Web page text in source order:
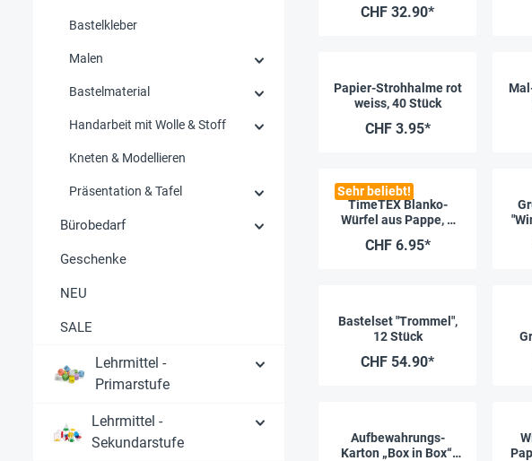
Bastelkleber
Malen
Bastelmaterial
Handarbeit mit Wolle & Stoff
Kneten & Modellieren
Präsentation & Tafel
Bürobedarf
Geschenke
NEU
SALE
Lehrmittel -
Primarstufe
Lehrmittel -
Sekundarstufe
Stück
CHF 32.90*
Papier-Strohhalme rot
weiss, 40 Stück
CHF 3.95*
Sehr beliebt!
TimeTEX Blanko-
Würfel aus Pappe, 5
CHF 6.95*
Bastelset "Trommel",
12 Stück
CHF 54.90*
Aufbewahrungs-
Karton „Box in Box“,